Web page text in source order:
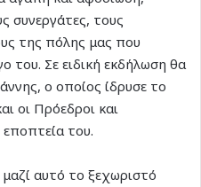
συνεργάτες, τους
της πόλης μας που
του. Σε ειδική εκδήλωση θα
ο οποίος ίδρυσε το
οι Πρόεδροι και
του.
αυτό το ξεχωριστό